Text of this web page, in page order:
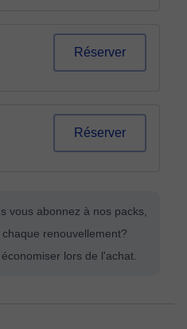
Réserver
Réserver
vous abonnez à nos packs,
renouvellement?
lors de l'achat.